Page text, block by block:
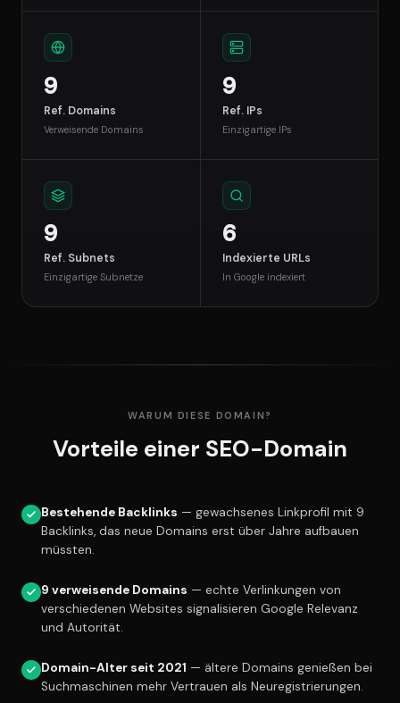
9
Ref. Domains
Verweisende Domains
9
Ref. IPs
Einzigartige IPs
9
Ref. Subnets
Einzigartige Subnetze
6
Indexierte URLs
In Google indexiert
WARUM DIESE DOMAIN?
Vorteile einer SEO-Domain
Bestehende Backlinks — gewachsenes Linkprofil mit 9
Backlinks, das neue Domains erst über Jahre aufbauen
müssten.
9 verweisende Domains — echte Verlinkungen von
verschiedenen Websites signalisieren Google Relevanz
und Autorität.
Domain-Alter seit 2021 — ältere Domains genießen bei
Suchmaschinen mehr Vertrauen als Neuregistrierungen.